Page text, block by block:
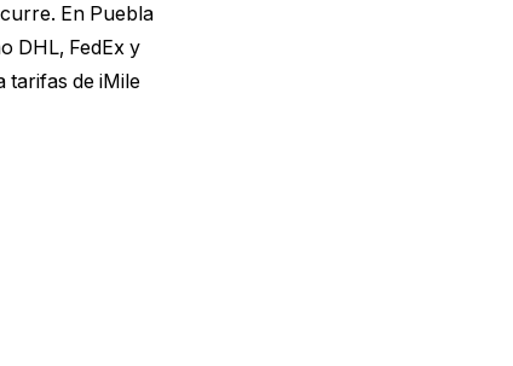
En Puebla
DHL, FedEx y
tarifas de iMile